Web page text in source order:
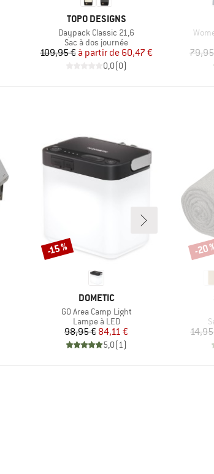
MARQUE
TOPO DESIGNS
Article
Daypack Classic 21,6
Product group
Sac à dos journée
Prix
109,95 € Prix réduit
à partir de 60,47 €
0,0(0)
MARQUE
DOMETIC
Article
GO Area Camp Light
Product group
Lampe à LED
Prix
98,95 €Prix réduit
84,11 €
5,0(1)
Remise
-15 % -20